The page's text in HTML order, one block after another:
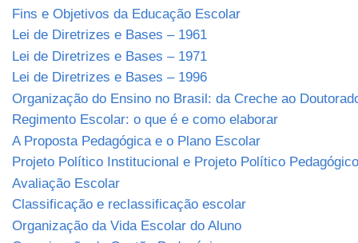
Fins e Objetivos da Educação Escolar
Lei de Diretrizes e Bases – 1961
Lei de Diretrizes e Bases – 1971
Lei de Diretrizes e Bases – 1996
Organização do Ensino no Brasil: da Creche ao
Regimento Escolar: o que é e como elaborar
A Proposta Pedagógica e o Plano Escolar
Projeto Político Institucional e Projeto Político Pedagógico
Avaliação Escolar
Classificação e reclassificação escolar
Organização da Vida Escolar do Aluno